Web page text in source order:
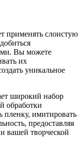
применять слоистую
Вы можете
их
уникальное
широкий набор
обработки
пленку, имитировать
предоставляя
вашей творческой